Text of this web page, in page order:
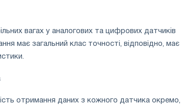
вагах у аналогових та цифрових датчиків
має загальний клас точності, відповідно, має
отримання даних з кожного датчика окремо,